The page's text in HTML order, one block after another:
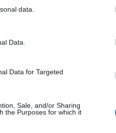
data.
Data.
Data for Targeted
Sale, and/or Sharing
the Purposes for which it
A
A